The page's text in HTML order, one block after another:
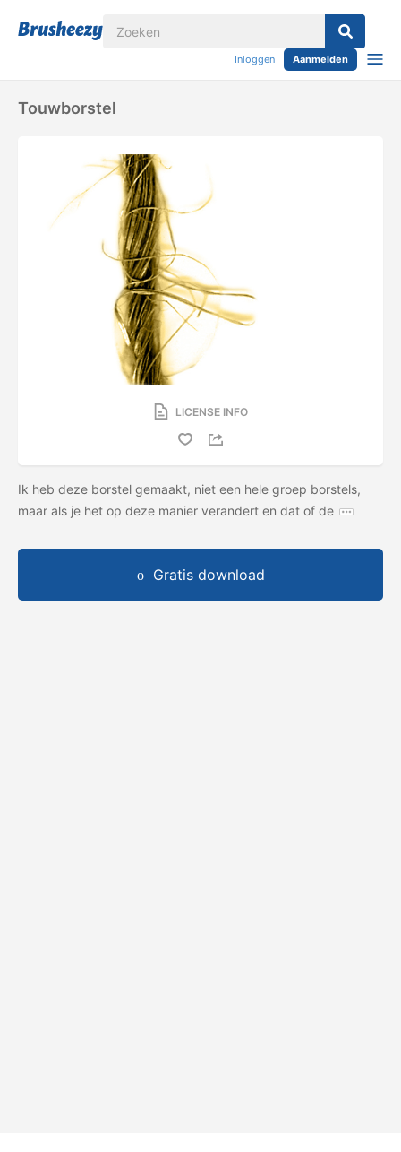
Inloggen Aanmelden
Touwborstel
LICENSE INFO
Ik heb deze borstel gemaakt, niet een hele groep borstels,
maar als je het op deze manier verandert en dat of de
Gratis download